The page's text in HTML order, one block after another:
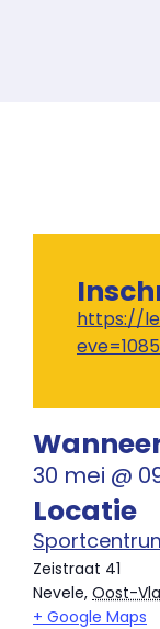
https://
30 mei @
Locatie
Zeistraat 41
Nevele, Oost-
+ Google Maps